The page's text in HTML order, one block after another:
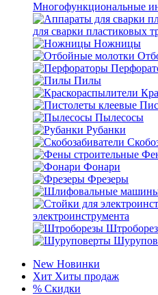
Многофункциональные
для сварки пластиковых
Ножницы
Пилы
Пылесосы
Рубанки
Фонари
Фрезеры
электроинструмента
New Новинки
Хит Хиты продаж
% Скидки